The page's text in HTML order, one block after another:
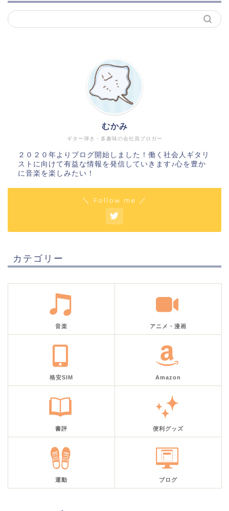
ギター弾き・多趣味の会社員ブロガー
むかみ
２０２０年よりブログ開始しました！働く社会人ギタリ
ストに向けて有益な情報を発信していきます♪心を豊か
に音楽を楽しみたい！
＼ Follow me ／
カテゴリー
音楽 アニメ・漫画
格安SIM Amazon
書評 便利グッズ
運動 ブログ